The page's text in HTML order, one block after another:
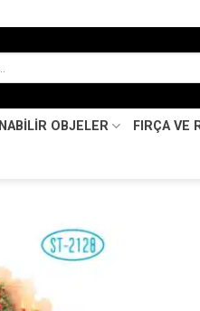
OBJELER FIRÇA VE